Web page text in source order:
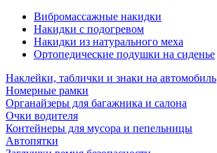
Вибромассажные накидки
Накидки с подогревом
Накидки из натурального меха
Ортопедические подушки на сиденье
Наклейки, таблички и знаки на автомобиль
Номерные рамки
Органайзеры для багажника и салона
Очки водителя
Контейнеры для мусора и пепельницы
Автопятки